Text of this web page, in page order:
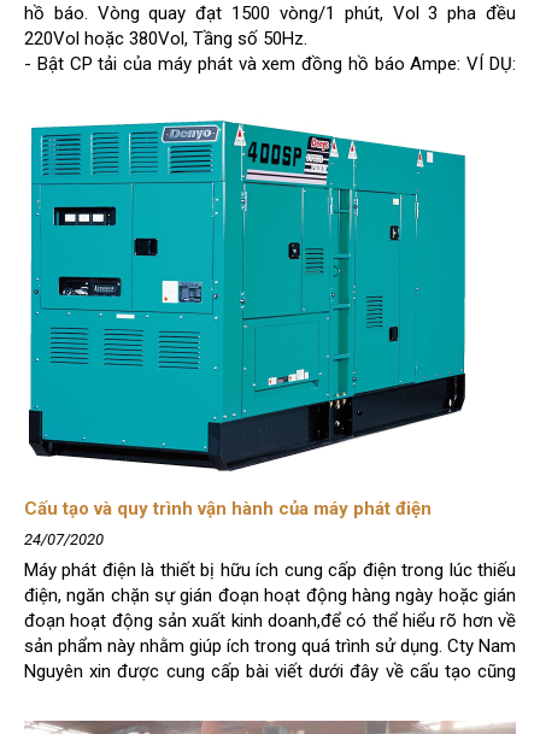
hồ báo. Vòng quay đạt 1500 vòng/1 phút, Vol 3 pha đều
220Vol hoặc 380Vol, Tầng số 50Hz.
- Bật CP tải của máy phát và xem đồng hồ báo Ampe: VÍ DỤ:
(vì sao? Ở mức tải này thì tuổi thọ của máy sẽ lâu dài và bềnh
hơn)
Cấu tạo và quy trình vận hành của máy phát điện
24/07/2020
Máy phát điện là thiết bị hữu ích cung cấp điện trong lúc thiếu
điện, ngăn chặn sự gián đoạn hoạt động hàng ngày hoặc gián
đoạn hoạt động sản xuất kinh doanh,để có thể hiểu rõ hơn về
sản phẩm này nhằm giúp ích trong quá trình sử dụng. Cty Nam
Nguyên xin được cung cấp bài viết dưới đây về cấu tạo cũng
hơn